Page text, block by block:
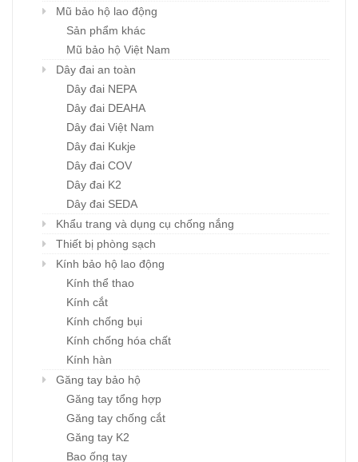
Mũ bảo hộ lao động
Sản phẩm khác
Mũ bảo hộ Việt Nam
Dây đai an toàn
Dây đai NEPA
Dây đai DEAHA
Dây đai Việt Nam
Dây đai Kukje
Dây đai COV
Dây đai K2
Dây đai SEDA
Khẩu trang và dụng cụ chống nắng
Thiết bị phòng sạch
Kính bảo hộ lao động
Kính thể thao
Kính cắt
Kính chống bụi
Kính chống hóa chất
Kính hàn
Găng tay bảo hộ
Găng tay tổng hợp
Găng tay chống cắt
Găng tay K2
Bao ống tay